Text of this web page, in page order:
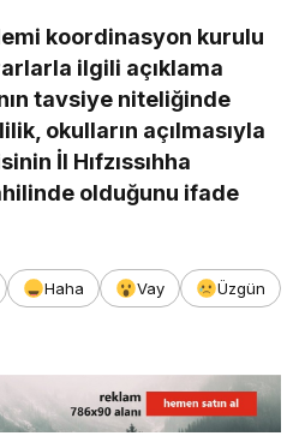
koordinasyon kurulu
ilgili açıklama
tavsiye niteliğinde
okulların açılmasıyla
İl Hıfzıssıhha
olduğunu ifade
Haha Vay
Üzgün